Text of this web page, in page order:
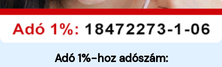
Adó 1%-hoz adószám: